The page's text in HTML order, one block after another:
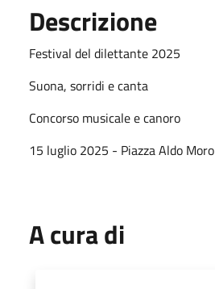
Descrizione
Festival del dilettante 2025
Suona, sorridi e canta
Concorso musicale e canoro
15 luglio 2025 - Piazza Aldo Moro
A cura di